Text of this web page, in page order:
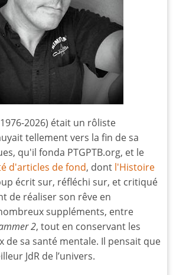
2026) était un rôliste
tellement vers la fin de sa
qu'il fonda PTGPTB.org, et le
d'articles de fond, dont l'Histoire
écrit sur, réfléchi sur, et critiqué
de réaliser son rêve en
suppléments, entre
2, tout en conservant les
de sa santé mentale. Il pensait que
JdR de l’univers.